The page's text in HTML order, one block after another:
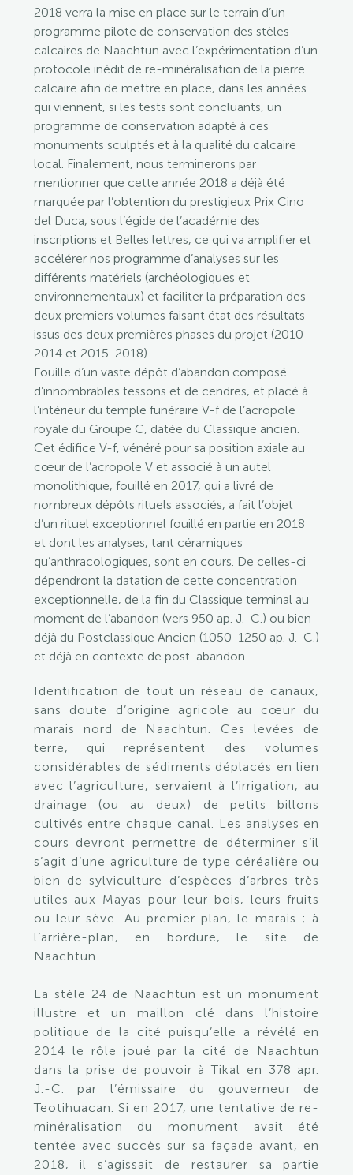
2018 verra la mise en place sur le terrain d’un
programme pilote de conservation des stèles
calcaires de Naachtun avec l’expérimentation d’un
protocole inédit de re-minéralisation de la pierre
calcaire afin de mettre en place, dans les années
qui viennent, si les tests sont concluants, un
programme de conservation adapté à ces
monuments sculptés et à la qualité du calcaire
local. Finalement, nous terminerons par
mentionner que cette année 2018 a déjà été
marquée par l’obtention du prestigieux Prix Cino
del Duca, sous l’égide de l’académie des
inscriptions et Belles lettres, ce qui va amplifier et
accélérer nos programme d’analyses sur les
différents matériels (archéologiques et
environnementaux) et faciliter la préparation des
deux premiers volumes faisant état des résultats
issus des deux premières phases du projet (2010-
2014 et 2015-2018).
Fouille d’un vaste dépôt d’abandon composé
d’innombrables tessons et de cendres, et placé à
l’intérieur du temple funéraire V-f de l’acropole
royale du Groupe C, datée du Classique ancien.
Cet édifice V-f, vénéré pour sa position axiale au
cœur de l’acropole V et associé à un autel
monolithique, fouillé en 2017, qui a livré de
nombreux dépôts rituels associés, a fait l’objet
d’un rituel exceptionnel fouillé en partie en 2018
et dont les analyses, tant céramiques
qu’anthracologiques, sont en cours. De celles-ci
dépendront la datation de cette concentration
exceptionnelle, de la fin du Classique terminal au
moment de l’abandon (vers 950 ap. J.-C.) ou bien
déjà du Postclassique Ancien (1050-1250 ap. J.-C.)
et déjà en contexte de post-abandon.
Identification de tout un réseau de canaux,
sans doute d’origine agricole au cœur du
marais nord de Naachtun. Ces levées de
terre, qui représentent des volumes
considérables de sédiments déplacés en lien
avec l’agriculture, servaient à l’irrigation, au
drainage (ou au deux) de petits billons
cultivés entre chaque canal. Les analyses en
cours devront permettre de déterminer s’il
s’agit d’une agriculture de type céréalière ou
bien de sylviculture d’espèces d’arbres très
utiles aux Mayas pour leur bois, leurs fruits
ou leur sève. Au premier plan, le marais ; à
l’arrière-plan, en bordure, le site de
Naachtun.
La stèle 24 de Naachtun est un monument
illustre et un maillon clé dans l’histoire
politique de la cité puisqu’elle a révélé en
2014 le rôle joué par la cité de Naachtun
dans la prise de pouvoir à Tikal en 378 apr.
J.-C. par l’émissaire du gouverneur de
Teotihuacan. Si en 2017, une tentative de re-
minéralisation du monument avait été
tentée avec succès sur sa façade avant, en
2018, il s’agissait de restaurer sa partie